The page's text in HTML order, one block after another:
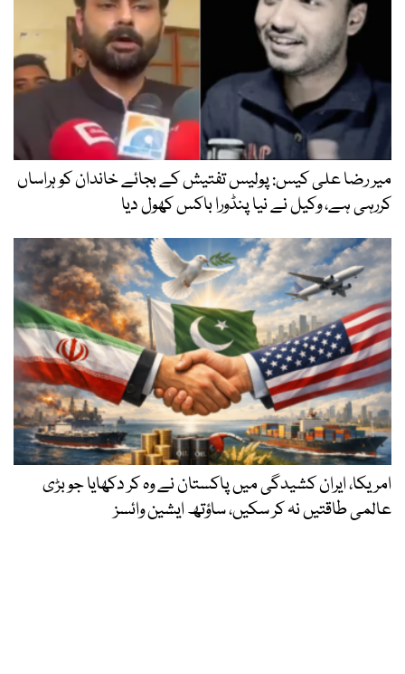
میر رضا علی کیس: پولیس تفتیش کے بجائے خاندان کو ہراساں
کررہی ہے، وکیل نے نیا پنڈورا باکس کھول دیا
امریکا، ایران کشیدگی میں پاکستان نے وہ کر دکھایا جو بڑی
عالمی طاقتیں نہ کر سکیں، ساؤتھ ایشین وائسز